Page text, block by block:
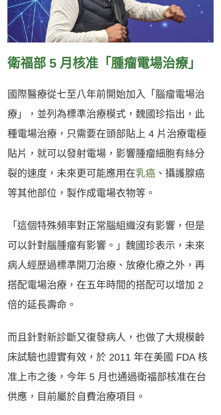
衛福部 5 月核准「腫瘤電場治療」
國際醫療從七至八年前開始加入「腦瘤電場治
療」，並列為標準治療模式，魏國珍指出，此
種電場治療，只需要在頭部貼上 4 片治療電極
貼片，就可以發射電場，影響腫瘤細胞有絲分
裂的速度，未來更可能應用在乳癌 、攝護腺癌
等其他部位，製作成電場衣物等。
「這個特殊頻率對正常腦組織沒有影響，但是
可以針對腦腫瘤有影響。」魏國珍表示，未來
病人經歷過標準開刀治療、放療化療之外，再
搭配電場治療，在五年時間的搭配可以增加 2
倍的延長壽命。
而且針對新診斷又復發病人，也做了大規模齡
床試驗也證實有效，於 2011 年在美國 FDA 核
准上市之後，今年 5 月也通過衛福部核准在台
供應，目前屬於自費治療項目。